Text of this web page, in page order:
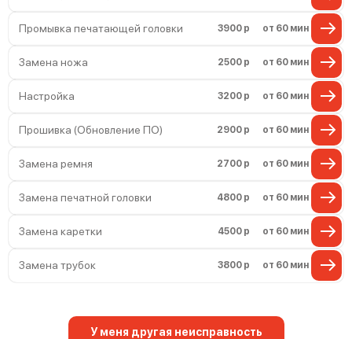
Промывка печатающей головки 3900 р от 60 мин
Замена ножа 2500 р от 60 мин
Настройка 3200 р от 60 мин
Прошивка (Обновление ПО) 2900 р от 60 мин
Замена ремня 2700 р от 60 мин
Замена печатной головки 4800 р от 60 мин
Замена каретки 4500 р от 60 мин
Замена трубок 3800 р от 60 мин
У меня другая неисправность